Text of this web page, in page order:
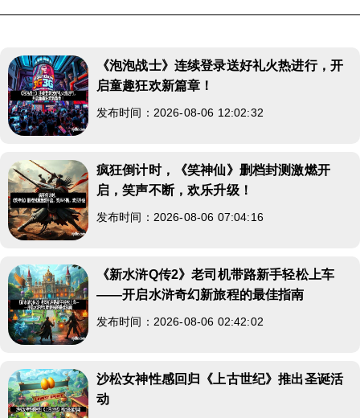
《泡泡战士》连续登录送好礼火热进行，开
启童趣狂欢新篇章！
发布时间：2026-08-06 12:02:32
疯狂倒计时，《笑神仙》删档封测激燃开
启，笑声不断，欢乐升级！
发布时间：2026-08-06 07:04:16
《新水浒Q传2》老司机带路新手轻松上车
——开启水浒奇幻新旅程的最佳指南
发布时间：2026-08-06 02:42:02
沙松女神性感回归《上古世纪》推出圣诞活
动